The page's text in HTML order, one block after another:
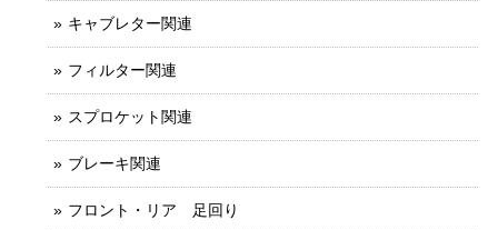
キャブレター関連
フィルター関連
スプロケット関連
ブレーキ関連
フロント・リア 足回り